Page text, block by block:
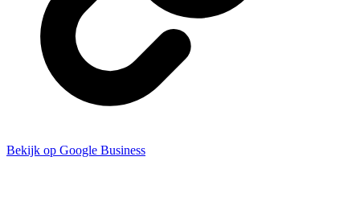
Bekijk op Google Business